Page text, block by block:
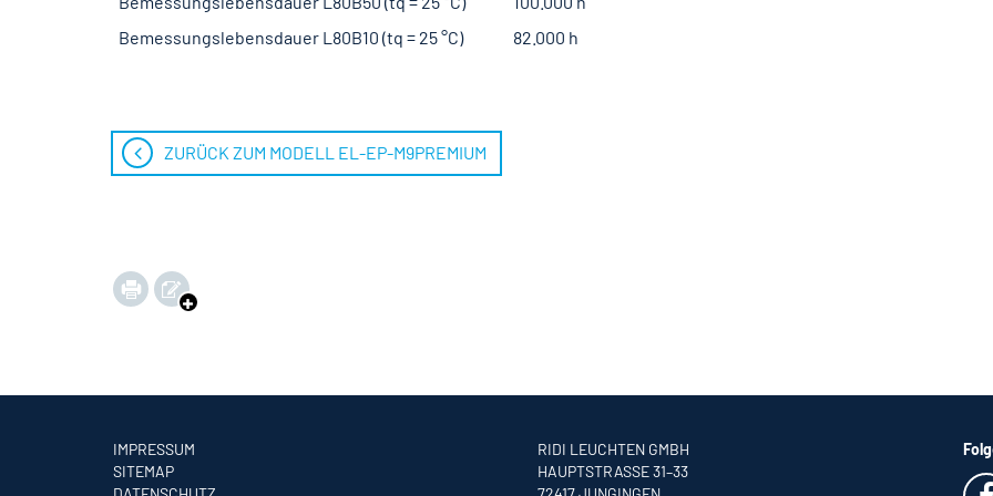
Bemessungslebensdauer L80B10 (tq = 25 °C)
82.000 h
ZURÜCK ZUM MODELL EL-EP-M9PREMIUM
IMPRESSUM
SITEMAP
RIDI LEUCHTEN GMBH
HAUPTSTRASSE 31–33